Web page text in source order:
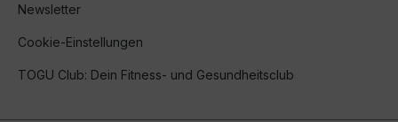
Newsletter
Cookie-Einstellungen
TOGU Club: Dein Fitness- und Gesundheitsclub